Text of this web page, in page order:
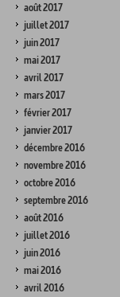
août 2017
juillet 2017
juin 2017
mai 2017
avril 2017
mars 2017
février 2017
janvier 2017
décembre 2016
novembre 2016
octobre 2016
septembre 2016
août 2016
juillet 2016
juin 2016
mai 2016
avril 2016